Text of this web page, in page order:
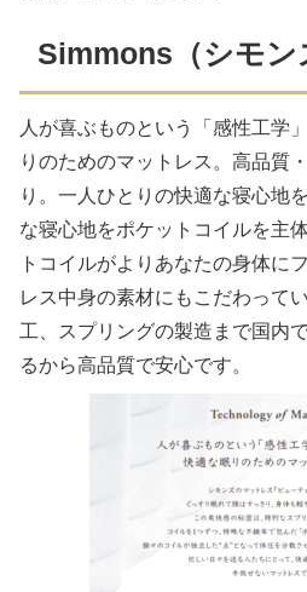
Simmons（シモン
人が喜ぶものという「感性工学
りのためのマットレス。高品質
り。一人ひとりの快適な寝心地
な寝心地をポケットコイルを主
トコイルがよりあなたの身体に
レス中身の素材にもこだわって
工、スプリングの製造まで国内
るから高品質で安心です。